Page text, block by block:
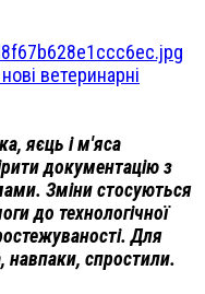
ветеринарні
яєць і м'яса
документацію з
Зміни стосуються
до технологічної
Для
навпаки, спростили.